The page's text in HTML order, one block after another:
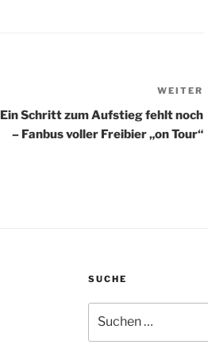
WEITER
Ein Schritt zum Aufstieg fehlt noch
– Fanbus voller Freibier „on Tour“
SUCHE
nach: